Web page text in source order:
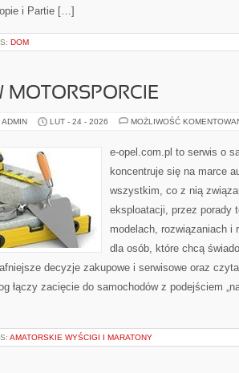
i Partie […]
DOM
MOTORSPORCIE
LUT - 24 - 2026 MOŻLIWOŚĆ
e-opel.com.pl to serwis o
koncentruje się na marce
wszystkim, co z nią
eksploatacji, przez porady
modelach, rozwiązaniach i
dla osób, które chcą
decyzje zakupowe i serwisowe oraz
łączy zacięcie do samochodów z podejściem
AMATORSKIE WYŚCIGI I MARATONY